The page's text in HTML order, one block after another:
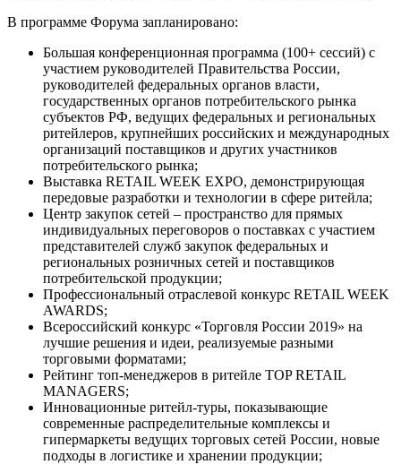
В программе Форума запланировано:
Большая конференционная программа (100+ сессий) с
участием руководителей Правительства России,
руководителей федеральных органов власти,
государственных органов потребительского рынка
субъектов РФ, ведущих федеральных и региональных
ритейлеров, крупнейших российских и международных
организаций поставщиков и других участников
потребительского рынка;
Выставка RETAIL WEEK EXPO, демонстрирующая
передовые разработки и технологии в сфере ритейла;
Центр закупок сетей – пространство для прямых
индивидуальных переговоров о поставках с участием
представителей служб закупок федеральных и
региональных розничных сетей и поставщиков
потребительской продукции;
Профессиональный отраслевой конкурс RETAIL WEEK
AWARDS;
Всероссийский конкурс «Торговля России 2019» на
лучшие решения и идеи, реализуемые разными
торговыми форматами;
Рейтинг топ-менеджеров в ритейле TOP RETAIL
MANAGERS;
Инновационные ритейл-туры, показывающие
современные распределительные комплексы и
гипермаркеты ведущих торговых сетей России, новые
подходы в логистике и хранении продукции;